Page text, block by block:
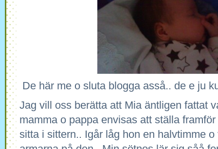
De här me o sluta blogga asså.. de e ju
Jag vill oss berätta att Mia äntligen fattat
mamma o pappa envisas att ställa
sitta i sittern.. Igår låg hon en halvtimme